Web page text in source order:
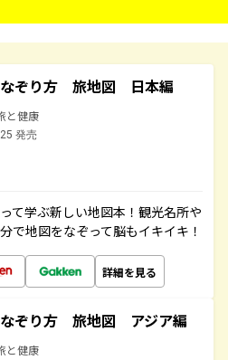
ぞり方 旅地図 日本編
と健康
発売
て学ぶ新しい地図本！観光名所や
で地図をなぞって脳もイキイキ！
詳細を見る
ぞり方 旅地図 アジア編
と健康